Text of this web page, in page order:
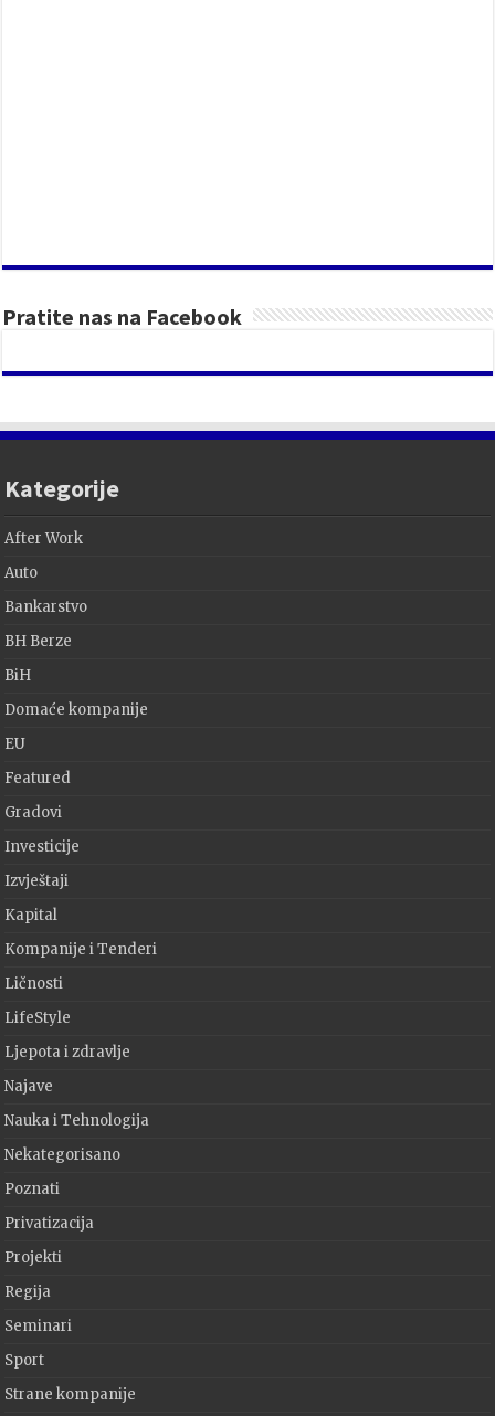
Pratite nas na Facebook
Kategorije
After Work
Auto
Bankarstvo
BH Berze
BiH
Domaće kompanije
EU
Featured
Gradovi
Investicije
Izvještaji
Kapital
Kompanije i Tenderi
Ličnosti
LifeStyle
Ljepota i zdravlje
Najave
Nauka i Tehnologija
Nekategorisano
Poznati
Privatizacija
Projekti
Regija
Seminari
Sport
Strane kompanije